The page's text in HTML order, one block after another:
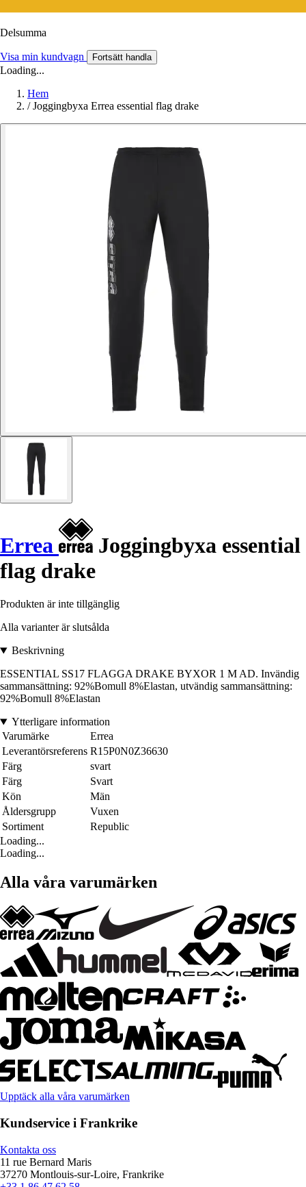
Delsumma
Visa min kundvagn Fortsätt handla
Loading...
Hem
/ Joggingbyxa Errea essential flag drake
Errea
Joggingbyxa essential
flag drake
Produkten är inte tillgänglig
Alla varianter är slutsålda
Beskrivning
ESSENTIAL SS17 FLAGGA DRAKE BYXOR 1 M AD. Invändig
sammansättning: 92%Bomull 8%Elastan, utvändig sammansättning:
92%Bomull 8%Elastan
Ytterligare information
Varumärke
Errea
Leverantörsreferens R15P0N0Z36630
Färg
svart
Färg
Svart
Kön
Män
Åldersgrupp
Vuxen
Sortiment
Republic
Loading...
Loading...
Alla våra varumärken
Upptäck alla våra varumärken
Kundservice i Frankrike
Kontakta oss
11 rue Bernard Maris
37270 Montlouis-sur-Loire, Frankrike